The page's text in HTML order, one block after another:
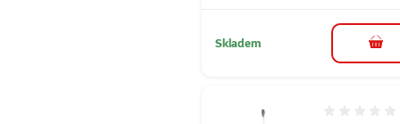
Skladem do